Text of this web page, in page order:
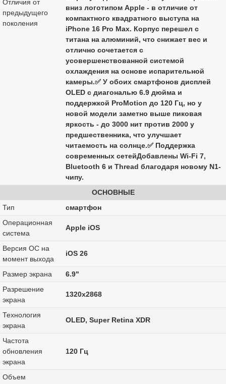
Отличия от
предыдущего
поколения
вниз логотипом Apple - в отличие от
компактного квадратного выступа на
iPhone 16 Pro Max. Корпус перешел с
титана на алюминий, что снижает вес и
отлично сочетается с
усовершенствованной системой
охлаждения на основе испарительной
камеры.✅ У обоих смартфонов дисплей
OLED с диагональю 6.9 дюйма и
поддержкой ProMotion до 120 Гц, но у
новой модели заметно выше пиковая
яркость - до 3000 нит против 2000 у
предшественника, что улучшает
читаемость на солнце.✅ Поддержка
современных сетейДобавлены Wi-Fi 7,
Bluetooth 6 и Thread благодаря новому N1-
чипу.
ОСНОВНЫЕ
Тип
смартфон
Операционная
система
Apple iOS
Версия ОС на
момент выхода
iOS 26
Размер экрана
6.9"
Разрешение
экрана
1320x2868
Технология
экрана
OLED, Super Retina XDR
Частота
обновления
экрана
120 Гц
Объем